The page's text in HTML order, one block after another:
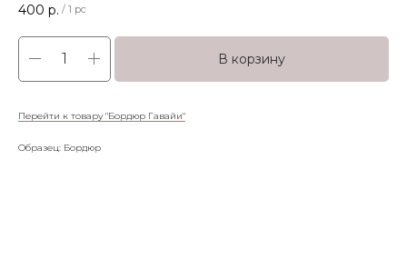
400 р. / 1 pc
В корзину
Перейти к товару "Бордюр Гавайи"
Образец: Бордюр